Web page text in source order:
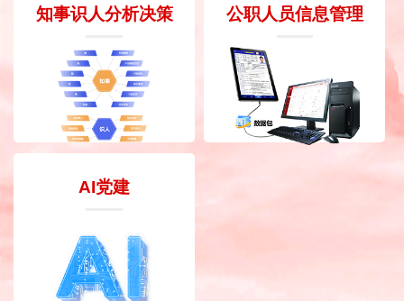
知事识人分析决策 公职人员信息管理
AI党建